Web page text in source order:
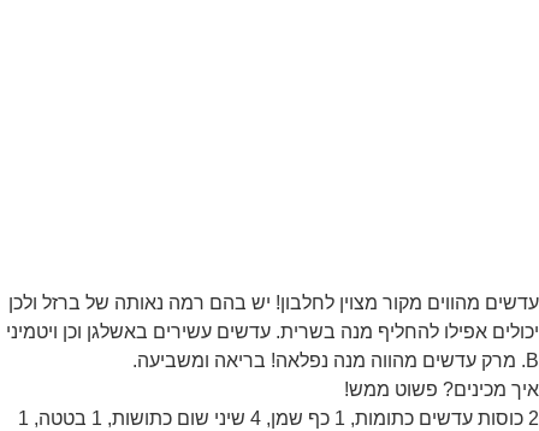
עדשים מהווים מקור מצוין לחלבון! יש בהם רמה נאותה של ברזל ולכן
יכולים אפילו להחליף מנה בשרית. עדשים עשירים באשלגן וכן ויטמיני
B. מרק עדשים מהווה מנה נפלאה! בריאה ומשביעה.
איך מכינים? פשוט ממש!
2 כוסות עדשים כתומות, 1 כף שמן, 4 שיני שום כתושות, 1 בטטה, 1